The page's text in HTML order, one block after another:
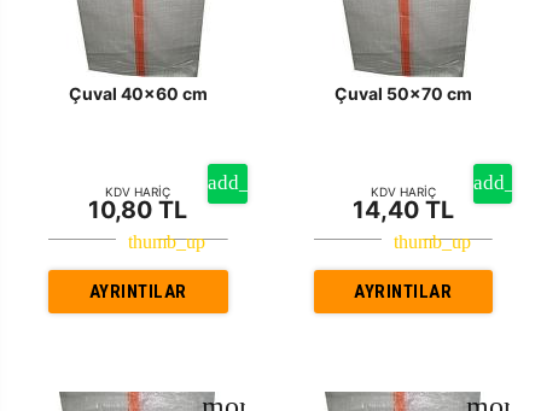
Çuval 40x60 cm
KDV HARİÇ
10,80 TL
AYRINTILAR
Çuval 50x70 cm
KDV HARİÇ
14,40 TL
AYRINTILAR